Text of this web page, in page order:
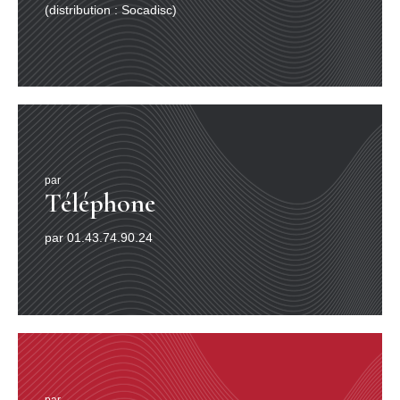
désireux de philosophie. Car il existe une réelle
demande philosophique à laquelle il s’agit de proposer
une offre digne de ce nom. Pour ce faire on lira avec
bénéfice La demande philosophique (1996) de Jacques
Bouveresse qui réactive les options kantiennes : oui à la
pratique populaire de la philosophie, certes, mais avec
d’extrêmes réserves et avec l’obligation impérieuse de
ne pas sacrifier à la rigueur, à l’analyse et à la
recherche. Du temps, de la patience, du travail pour les
demandeurs et pour les acteurs de l’offre : à l’évidence
le droit à la philosophie oblige à des devoirs à son
endroit. Contre l’époque qui se caractérise plus par la
revendication des droits que par l’observance de
devoirs, Jacques Bouveresse invite à articuler ces deux
temps pour obtenir une force digne de ce nom. Je
souscris à cette volonté d’exiger du demandeur pour
seul contre-don à l’offre philosophique qu’on lui fait un
engagement à se hisser jusqu’à la philosophie et non
une revendication qu’elle descende au niveau où il se
trouve. Dans la logique de ces aveux généalogiques je
retiens de Pierre Bourdieu les analyses de l’intellectuel
collectif développées dans le deuxième volume de
par
Téléphone
par 01.43.74.90.24
(distribution : Socadisc)